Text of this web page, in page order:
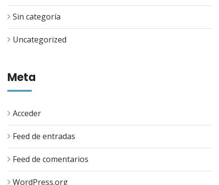
Sin categoría
Uncategorized
Meta
Acceder
Feed de entradas
Feed de comentarios
WordPress.org